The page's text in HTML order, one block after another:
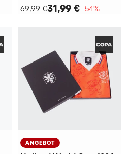
69,99 €31,99 €−54%
ANGEBOT